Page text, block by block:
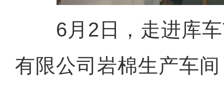
6月2日，走进库车
有限公司岩棉生产车